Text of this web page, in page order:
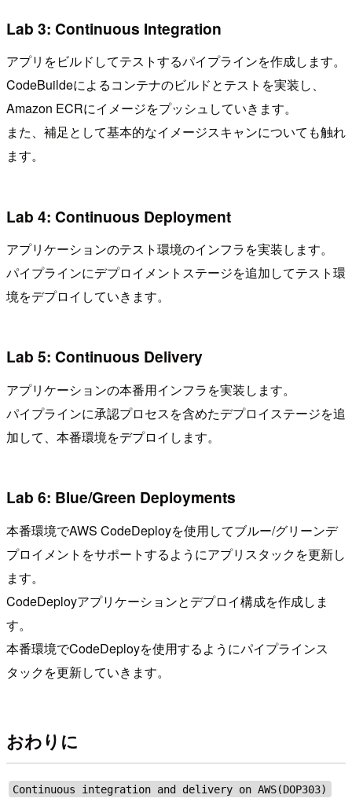
Lab 3: Continuous Integration
アプリをビルドしてテストするパイプラインを作成します。
CodeBuildeによるコンテナのビルドとテストを実装し、
Amazon ECRにイメージをプッシュしていきます。
また、補足として基本的なイメージスキャンについても触れ
ます。
Lab 4: Continuous Deployment
アプリケーションのテスト環境のインフラを実装します。
パイプラインにデプロイメントステージを追加してテスト環
境をデプロイしていきます。
Lab 5: Continuous Delivery
アプリケーションの本番用インフラを実装します。
パイプラインに承認プロセスを含めたデプロイステージを追
加して、本番環境をデプロイします。
Lab 6: Blue/Green Deployments
本番環境でAWS CodeDeployを使用してブルー/グリーンデ
プロイメントをサポートするようにアプリスタックを更新し
ます。
CodeDeployアプリケーションとデプロイ構成を作成しま
す。
本番環境でCodeDeployを使用するようにパイプラインス
タックを更新していきます。
おわりに
Continuous integration and delivery on AWS(DOP303)